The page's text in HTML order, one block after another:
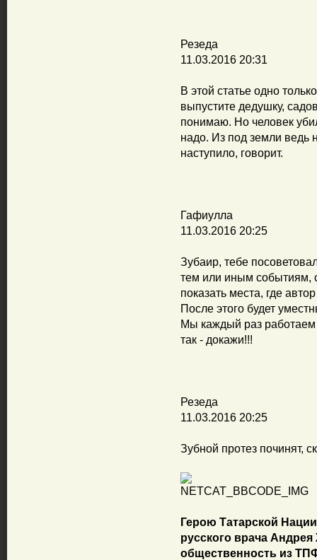
Резеда
11.03.2016 20:31
В этой статье одно
выпустите дедушку,
понимаю. Но человек
надо. Из под земли ведь
наступило, говорит.
Гафиулла
11.03.2016 20:25
Зубаир, тебе
тем или иным событиям,
показать места, где
После этого будет
Мы каждый раз работаем
так - докажи!!!
Резеда
11.03.2016 20:25
Зубной протез починят,
Герою Татарской
русского врача
общественность из